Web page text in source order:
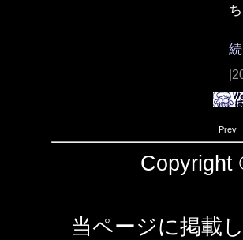
Prev
Copyright
当ページに掲載